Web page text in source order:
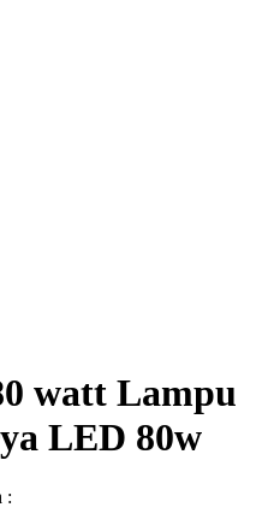
watt Lampu
LED 80w
: